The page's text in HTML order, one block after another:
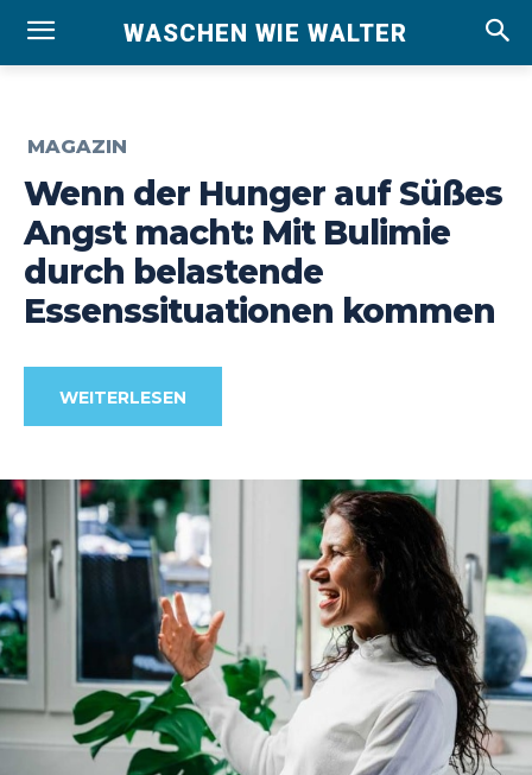
WASCHEN WIE WALTER
MAGAZIN
Wenn der Hunger auf Süßes
Angst macht: Mit Bulimie
durch belastende
Essenssituationen kommen
WEITERLESEN